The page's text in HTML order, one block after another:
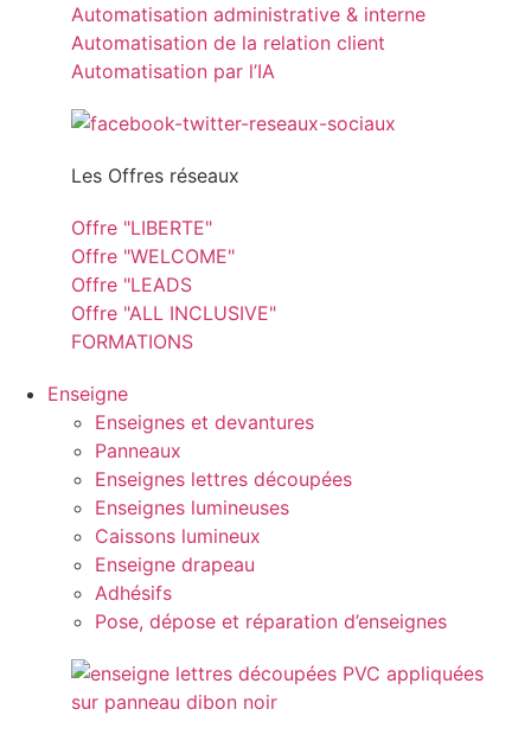
Automatisation administrative & interne
Automatisation de la relation client
Automatisation par l’IA
Les Offres réseaux
Offre "LIBERTE"
Offre "WELCOME"
Offre "LEADS
Offre "ALL INCLUSIVE"
FORMATIONS
Enseigne
Enseignes et devantures
Panneaux
Enseignes lettres découpées
Enseignes lumineuses
Caissons lumineux
Enseigne drapeau
Adhésifs
Pose, dépose et réparation d’enseignes